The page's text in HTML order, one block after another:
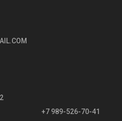
+7 989-526-70-41